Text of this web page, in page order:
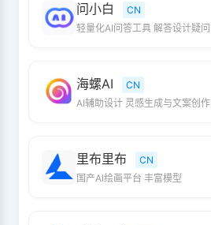
问小白
CN
轻量化AI问答工具 解答设计疑问
海螺AI
CN
AI辅助设计 灵感生成与文案创作
里布里布
CN
国产AI绘画平台 丰富模型